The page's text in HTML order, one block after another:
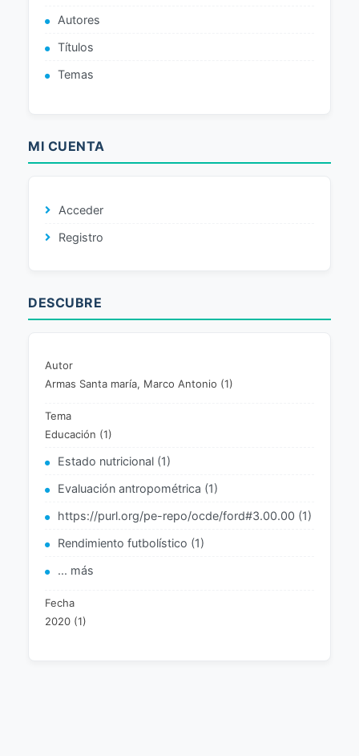
Autores
Títulos
Temas
MI CUENTA
Acceder
Registro
DESCUBRE
Autor
Armas Santa maría, Marco Antonio (1)
Tema
Educación (1)
Estado nutricional (1)
Evaluación antropométrica (1)
https://purl.org/pe-repo/ocde/ford#3.00.00 (1)
Rendimiento futbolístico (1)
... más
Fecha
2020 (1)